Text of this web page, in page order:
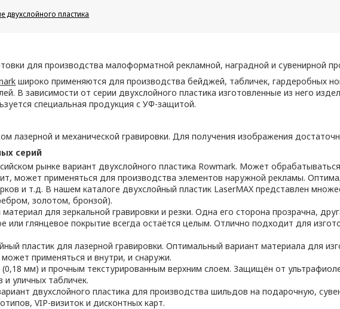
двухслойного пластика
для производства малоформатной рекламной, наградной и сувенирной
широко применяются для производства бейджей, табличек, гардеробных
В зависимости от серии двухслойного пластика изготовленные из него
специальная продукция с УФ-защитой.
лазерной и механической гравировки. Для получения изображения
серий
рынке вариант двухслойного пластика Rowmark. Может
может применяться для производства элементов наружной рекламы.
и т.д. В нашем каталоге двухслойный пластик LaserMAX представлен
золотом, бронзой).
для зеркальной гравировки и резки. Одна его сторона прозрачна,
или глянцевое покрытие всегда остаётся целым. Отлично подходит для
пластик для лазерной гравировки. Оптимальный вариант материала для
применяться и внутри, и снаружи.
мм) и прочным текстурированным верхним слоем. Защищён от
уличных табличек.
двухслойного пластика для производства шильдов на подарочную,
VIP-визиток и дисконтных карт.